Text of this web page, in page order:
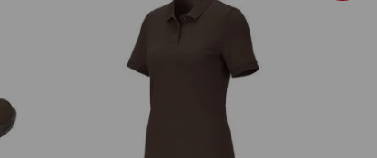
e.s. Piqué-Polo cotton stretch,